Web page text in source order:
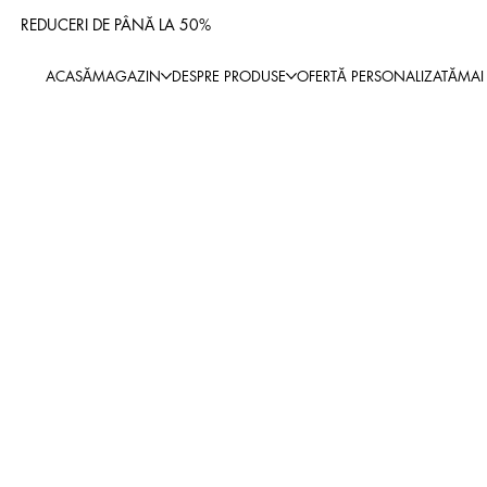
REDUCERI DE PÂNĂ LA 50%
ACASĂMAGAZIN DESPRE PRODUSE OFERTĂ PERSONALIZATĂMAI